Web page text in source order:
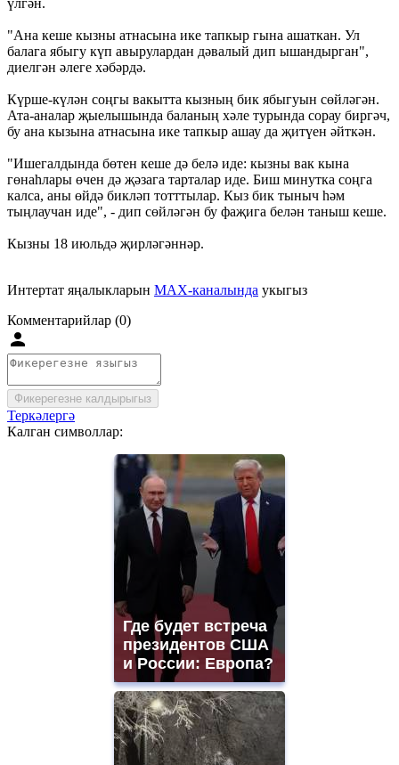
"Ана кеше кызны атнасына ике тапкыр гына ашаткан. Ул
балага ябыгу күп авырулардан дәвалый дип ышандырган",
диелгән әлеге хәбәрдә.
Күрше-күлән соңгы вакытта кызның бик ябыгуын сөйләгән.
Ата-аналар җыелышында баланың хәле турында сорау биргәч,
бу ана кызына атнасына ике тапкыр ашау да җитүен әйткән.
"Ишегалдында бөтен кеше дә белә иде: кызны вак кына
гөнаһлары өчен дә җәзага тарталар иде. Биш минутка соңга
калса, аны өйдә бикләп тотттылар. Кыз бик тыныч һәм
тыңлаучан иде", - дип сөйләгән бу фаҗига белән таныш кеше.
Кызны 18 июльдә җирләгәннәр.
Интертат яңалыкларын MAX-каналында укыгыз
Комментарийлар (0)
Фикерегезне калдырыгыз
Теркәлергә
Калган символлар:
Где будет встреча
президентов США
и России: Европа?